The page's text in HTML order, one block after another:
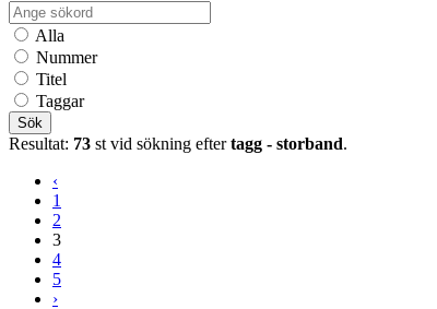
Alla
Nummer
Titel
Taggar
Sök
Resultat: 73 st vid sökning eftertagg - storband.
‹
1
2
3
4
5
›